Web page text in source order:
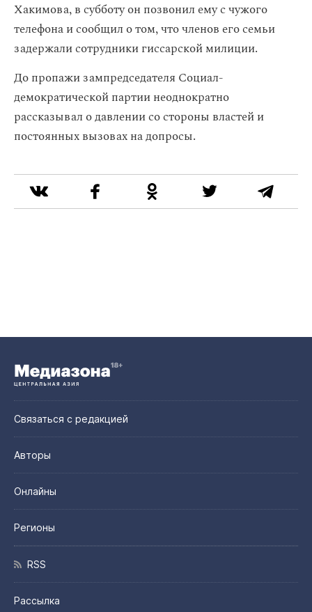
Хакимова, в субботу он позвонил ему с чужого
телефона и сообщил о том, что членов его семьи
задержали сотрудники гиссарской милиции.
До пропажи зампредседателя Социал-
демократической партии неоднократно
рассказывал о давлении со стороны властей и
постоянных вызовах на допросы.
Связаться с редакцией
Авторы
Онлайны
Регионы
RSS
Рассылка